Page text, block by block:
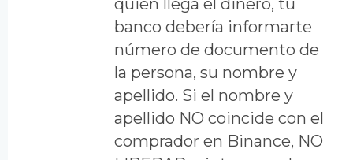
quién llega el dinero, tu
banco debería informarte
número de documento de
la persona, su nombre y
apellido. Si el nombre y
apellido NO coincide con el
comprador en Binance, NO